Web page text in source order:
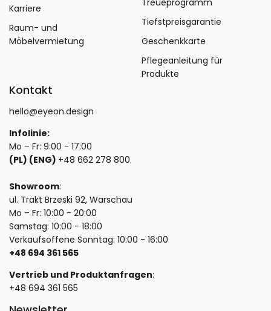
Karriere
Raum- und
Möbelvermietung
Treueprogramm
Tiefstpreisgarantie
Geschenkkarte
Pflegeanleitung für
Produkte
Kontakt
hello@eyeon.design
Infolinie:
Mo – Fr: 9:00 - 17:00
(PL) (ENG) +48 662 278 800
Showroom:
ul. Trakt Brzeski 92, Warschau
Mo – Fr: 10:00 - 20:00
Samstag: 10:00 - 18:00
Verkaufsoffene Sonntag: 10:00 - 16:00
+48 694 361 565
Vertrieb und Produktanfragen:
+48 694 361 565